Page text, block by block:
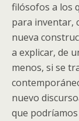
filósofos a los
para inventar,
nueva
a explicar, de
menos, si se
nuevo
que